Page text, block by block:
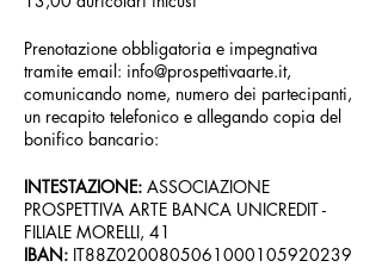
Prenotazione obbligatoria e impegnativa
tramite email: info@prospettivaarte.it,
comunicando nome, numero dei partecipanti,
un recapito telefonico e allegando copia del
bonifico bancario:
INTESTAZIONE: ASSOCIAZIONE
PROSPETTIVA ARTE BANCA UNICREDIT -
FILIALE MORELLI, 41
IBAN: IT88Z0200805061000105920239